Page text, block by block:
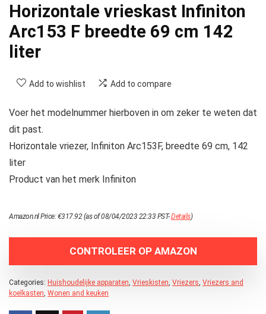
Horizontale vrieskast Infiniton
Arc153 F breedte 69 cm 142
liter
Add to wishlist Add to compare
Voer het modelnummer hierboven in om zeker te weten dat
dit past.
Horizontale vriezer, Infiniton Arc153F, breedte 69 cm, 142
liter
Product van het merk Infiniton
Amazon.nl Price:€317.92 (as of 08/04/2023 22:33 PST-Details)
CONTROLEER OP AMAZON
Categories: Huishoudelijke apparaten Vrieskisten Vriezers Vriezers and
koelkasten Wonen and keuken